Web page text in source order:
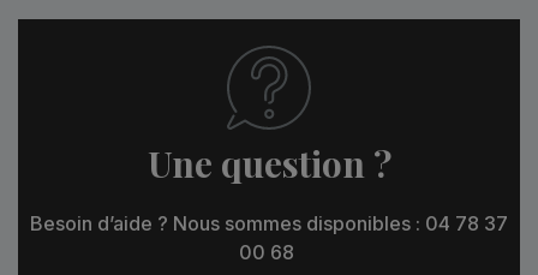
Une question ?
Besoin d’aide ? Nous sommes disponibles : 04 78 37
00 68